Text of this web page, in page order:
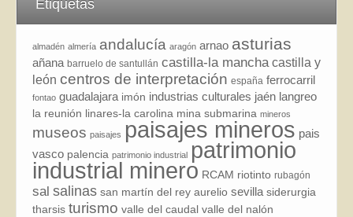
Etiquetas
almadén almería andalucía aragón arnao asturias
añana barruelo de santullán castilla-la mancha castilla y
león centros de interpretación españa ferrocarril
fontao guadalajara imón industrias culturales jaén langreo
la reunión linares-la carolina mina submarina mineros
museos paisajes paisajes mineros pais
vasco palencia patrimonio industrial patrimonio
industrial minero RCAM riotinto rubagón
sal salinas san martín del rey aurelio sevilla siderurgia
tharsis turismo valle del caudal valle del nalón